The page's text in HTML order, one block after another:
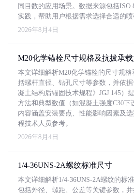
同目数的应用场景。数据来源包括ISO
实践，帮助用户根据需求选择合适的喷
2026年8月4日
M20化学锚栓尺寸规格及抗拔承
本文详细解析M20化学锚栓的尺寸规
括螺杆直径、钻孔尺寸等参数，并依
凝土结构后锚固技术规程》JGJ 145）
方法和典型数值（如混凝土强度C30下
内容涵盖安装要点、性能影响因素及
程技术人员参考。
2026年8月4日
1/4-36UNS-2A螺纹标准尺寸
本文详细解析1/4-36UNS-2A螺纹的标
包括外径、螺距、公差等关键参数，